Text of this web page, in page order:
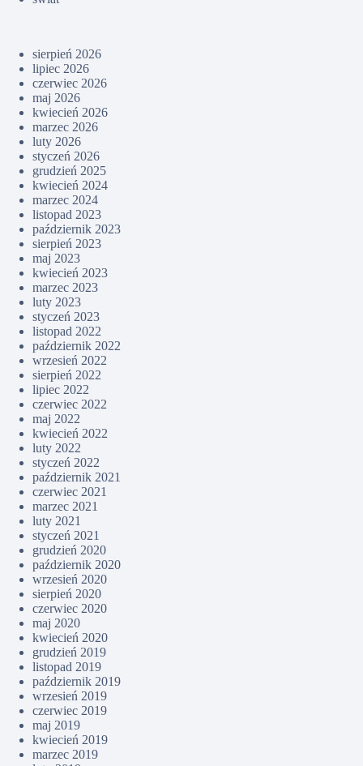
sierpień 2026
lipiec 2026
czerwiec 2026
maj 2026
kwiecień 2026
marzec 2026
luty 2026
styczeń 2026
grudzień 2025
kwiecień 2024
marzec 2024
listopad 2023
październik 2023
sierpień 2023
maj 2023
kwiecień 2023
marzec 2023
luty 2023
styczeń 2023
listopad 2022
październik 2022
wrzesień 2022
sierpień 2022
lipiec 2022
czerwiec 2022
maj 2022
kwiecień 2022
luty 2022
styczeń 2022
październik 2021
czerwiec 2021
marzec 2021
luty 2021
styczeń 2021
grudzień 2020
październik 2020
wrzesień 2020
sierpień 2020
czerwiec 2020
maj 2020
kwiecień 2020
grudzień 2019
listopad 2019
październik 2019
wrzesień 2019
czerwiec 2019
maj 2019
kwiecień 2019
marzec 2019